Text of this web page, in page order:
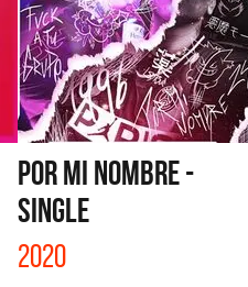
POR MI NOMBRE -
SINGLE
2020